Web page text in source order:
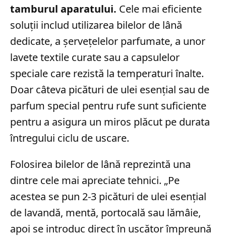
tamburul aparatului. Cele mai eficiente
soluții includ utilizarea bilelor de lână
dedicate, a șervețelelor parfumate, a unor
lavete textile curate sau a capsulelor
speciale care rezistă la temperaturi înalte.
Doar câteva picături de ulei esențial sau de
parfum special pentru rufe sunt suficiente
pentru a asigura un miros plăcut pe durata
întregului ciclu de uscare.
Folosirea bilelor de lână reprezintă una
dintre cele mai apreciate tehnici. „Pe
acestea se pun 2-3 picături de ulei esențial
de lavandă, mentă, portocală sau lămâie,
apoi se introduc direct în uscător împreună